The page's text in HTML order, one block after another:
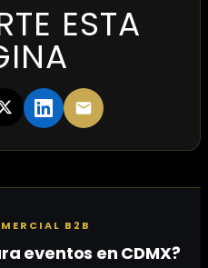
ESTA
B2B
eventos en CDMX?